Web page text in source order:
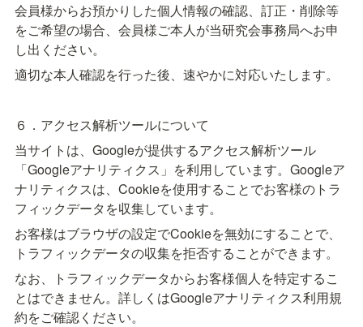
会員様からお預かりした個人情報の確認、訂正・削除等
をご希望の場合、会員様ご本人が当研究会事務局へお申
し出ください。
適切な本人確認を行った後、速やかに対応いたします。
６．アクセス解析ツールについて
当サイトは、Googleが提供するアクセス解析ツール
「Googleアナリティクス」を利用しています。Googleア
ナリティクスは、Cookieを使用することでお客様のトラ
フィックデータを収集しています。
お客様はブラウザの設定でCookieを無効にすることで、
トラフィックデータの収集を拒否することができます。
なお、トラフィックデータからお客様個人を特定するこ
とはできません。詳しくはGoogleアナリティクス利用規
約をご確認ください。